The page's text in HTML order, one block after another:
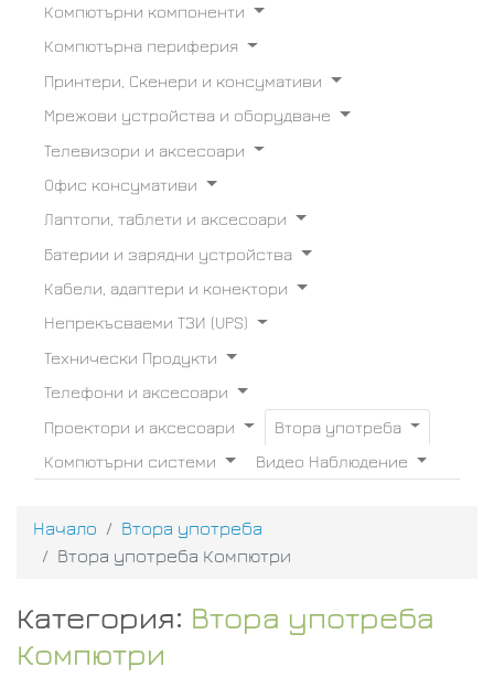
Компютърни компоненти
Компютърна периферия
Принтери, Скенери и консумативи
Мрежови устройства и оборудване
Телевизори и аксесоари
Офис консумативи
Лаптопи, таблети и аксесоари
Батерии и зарядни устройства
Кабели, адаптери и конектори
Непрекъсваеми ТЗИ (UPS)
Технически Продукти
Телефони и аксесоари
Проектори и аксесоари
Втора употреба
Компютърни системи
Видео Наблюдение
Начало
Втора употреба
Втора употреба Компютри
Категория: Втора употреба
Компютри